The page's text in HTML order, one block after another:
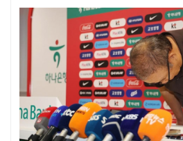
Bất động sản
Khởi nghiệp
Thị